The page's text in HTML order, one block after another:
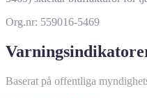
Org.nr: 559016-5469
Baserat på offentliga